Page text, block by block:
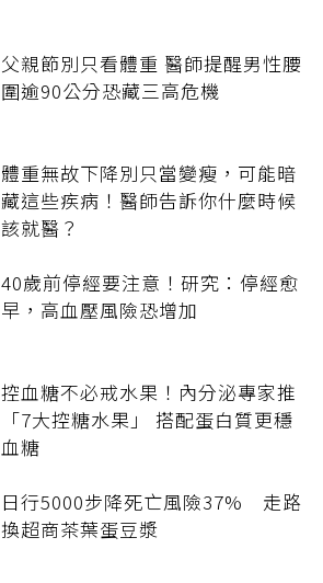
父親節別只看體重 醫師提醒男性腰
圍逾90公分恐藏三高危機
體重無故下降別只當變瘦，可能暗
藏這些疾病！醫師告訴你什麼時候
該就醫？
40歲前停經要注意！研究：停經愈
早，高血壓風險恐增加
控血糖不必戒水果！內分泌專家推
「7大控糖水果」 搭配蛋白質更穩
血糖
日行5000步降死亡風險37% 走路
換超商茶葉蛋豆漿